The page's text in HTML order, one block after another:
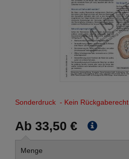
Sonderdruck - Kein Rückgaberecht
Ab 33,50 €
Menge